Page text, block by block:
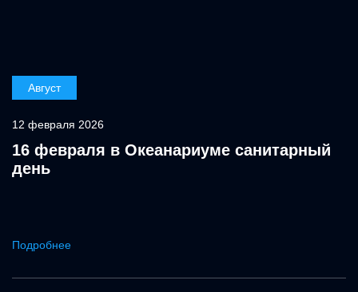
Август
12 февраля 2026
16 февраля в Океанариуме санитарный
день
Подробнее